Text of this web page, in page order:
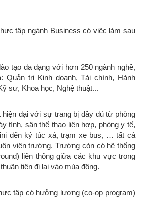
tập ngành Business có việc làm sau
đa dạng với hơn 250 ngành nghề,
Quản trị Kinh doanh, Tài chính, Hành
sư, Khoa học, Nghệ thuật...
đại với sự trang bị đầy đủ từ phòng
tính, sân thể thao liên hợp, phòng y tế,
đến ký túc xá, trạm xe bus, … tất cả
viên trường. Trường còn có hệ thống
liên thông giữa các khu vực trong
tiện đi lại vào mùa đông.
tập có hưởng lương (co-op program)